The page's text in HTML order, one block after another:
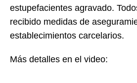
estupefacientes agravado.
recibido medidas de
establecimientos carcelarios.
Más detalles en el video: